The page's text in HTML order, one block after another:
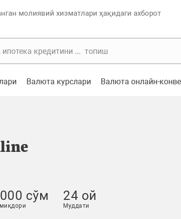
молиявий хизматлари ҳақидаги ахборот
Валюта курслари Валюта онлайн-
сўм 24 ой
Муддати